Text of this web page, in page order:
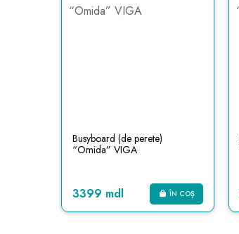
Busyboard (de perete)
“Omida” VIGA
3399 mdl ÎN COȘ